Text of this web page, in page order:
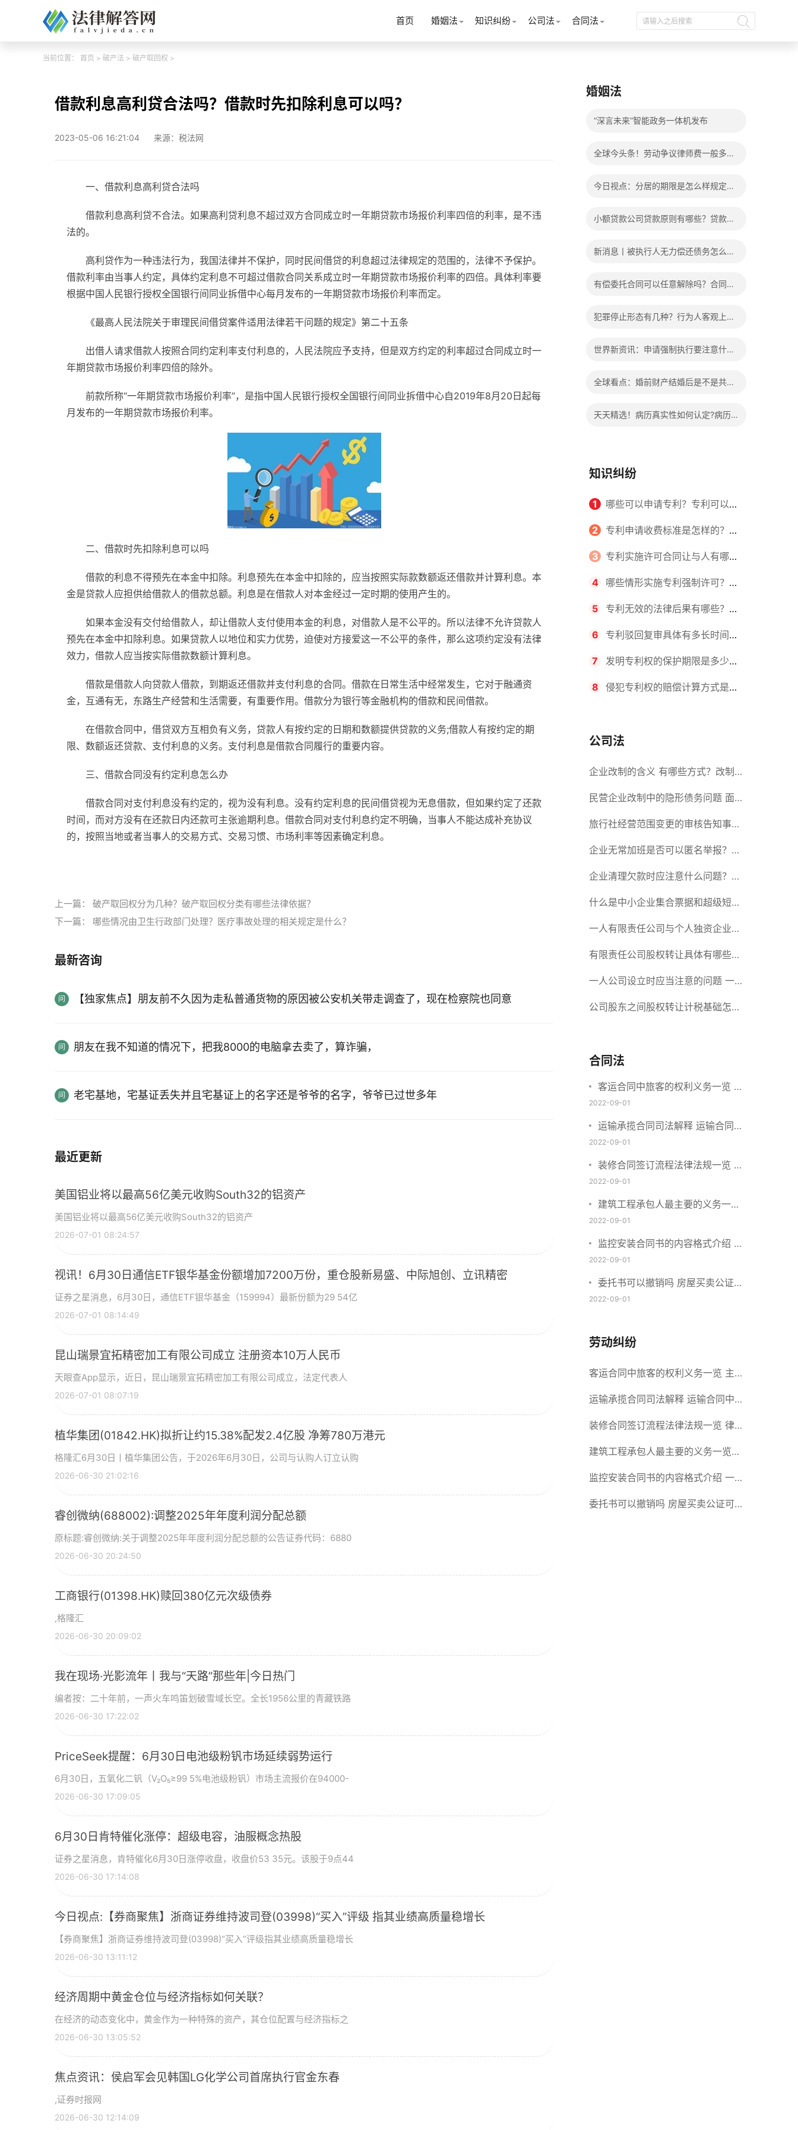
首页 婚姻法 知识纠纷 公司法 合同法
当前位置： 首页 > 破产法 > 破产取回权 >
借款利息高利贷合法吗？借款时先扣除利息可以吗？
2023-05-06 16:21:04 来源：税法网
一、借款利息高利贷合法吗
借款利息高利贷不合法。如果高利贷利息不超过双方合同成立时一年期贷款市场报价利率四倍的利率，是不违
法的。
高利贷作为一种违法行为，我国法律并不保护，同时民间借贷的利息超过法律规定的范围的，法律不予保护。
借款利率由当事人约定，具体约定利息不可超过借款合同关系成立时一年期贷款市场报价利率的四倍。具体利率要
根据中国人民银行授权全国银行间同业拆借中心每月发布的一年期贷款市场报价利率而定。
《最高人民法院关于审理民间借贷案件适用法律若干问题的规定》第二十五条
出借人请求借款人按照合同约定利率支付利息的，人民法院应予支持，但是双方约定的利率超过合同成立时一
年期贷款市场报价利率四倍的除外。
前款所称“一年期贷款市场报价利率”，是指中国人民银行授权全国银行间同业拆借中心自2019年8月20日起每
月发布的一年期贷款市场报价利率。
二、借款时先扣除利息可以吗
借款的利息不得预先在本金中扣除。利息预先在本金中扣除的，应当按照实际款数额返还借款并计算利息。本
金是贷款人应担供给借款人的借款总额。利息是在借款人对本金经过一定时期的使用产生的。
如果本金没有交付给借款人，却让借款人支付使用本金的利息，对借款人是不公平的。所以法律不允许贷款人
预先在本金中扣除利息。如果贷款人以地位和实力优势，迫使对方接爱这一不公平的条件，那么这项约定没有法律
效力，借款人应当按实际借款数额计算利息。
借款是借款人向贷款人借款，到期返还借款并支付利息的合同。借款在日常生活中经常发生，它对于融通资
金，互通有无，东路生产经营和生活需要，有重要作用。借款分为银行等金融机构的借款和民间借款。
在借款合同中，借贷双方互相负有义务，贷款人有按约定的日期和数额提供贷款的义务;借款人有按约定的期
限、数额返还贷款、支付利息的义务。支付利息是借款合同履行的重要内容。
三、借款合同没有约定利息怎么办
借款合同对支付利息没有约定的，视为没有利息。没有约定利息的民间借贷视为无息借款，但如果约定了还款
时间，而对方没有在还款日内还款可主张逾期利息。借款合同对支付利息约定不明确，当事人不能达成补充协议
的，按照当地或者当事人的交易方式、交易习惯、市场利率等因素确定利息。
上一篇： 破产取回权分为几种？破产取回权分类有哪些法律依据？
下一篇： 哪些情况由卫生行政部门处理？医疗事故处理的相关规定是什么？
最新咨询
【独家焦点】朋友前不久因为走私普通货物的原因被公安机关带走调查了，现在检察院也同意
朋友在我不知道的情况下，把我8000的电脑拿去卖了，算诈骗，
老宅基地，宅基证丢失并且宅基证上的名字还是爷爷的名字，爷爷已过世多年
最近更新
美国铝业将以最高56亿美元收购South32的铝资产
美国铝业将以最高56亿美元收购South32的铝资产
2026-07-01 08:24:57
视讯！6月30日通信ETF银华基金份额增加7200万份，重仓股新易盛、中际旭创、立讯精密
证券之星消息，6月30日，通信ETF银华基金（159994）最新份额为29 54亿
2026-07-01 08:14:49
昆山瑞景宜拓精密加工有限公司成立 注册资本10万人民币
天眼查App显示，近日，昆山瑞景宜拓精密加工有限公司成立，法定代表人
2026-07-01 08:07:19
植华集团(01842.HK)拟折让约15.38%配发2.4亿股 净筹780万港元
格隆汇6月30日丨植华集团公告，于2026年6月30日，公司与认购人订立认购
2026-06-30 21:02:16
睿创微纳(688002):调整2025年年度利润分配总额
原标题:睿创微纳:关于调整2025年年度利润分配总额的公告证券代码：6880
2026-06-30 20:24:50
工商银行(01398.HK)赎回380亿元次级债券
,格隆汇
2026-06-30 20:09:02
我在现场·光影流年丨我与“天路”那些年|今日热门
编者按：二十年前，一声火车鸣笛划破雪域长空。全长1956公里的青藏铁路
2026-06-30 17:22:02
PriceSeek提醒：6月30日电池级粉钒市场延续弱势运行
6月30日，五氧化二钒（V₂O₅≥99 5%电池级粉钒）市场主流报价在94000-
2026-06-30 17:09:05
6月30日肯特催化涨停：超级电容，油服概念热股
证券之星消息，肯特催化6月30日涨停收盘，收盘价53 35元。该股于9点44
2026-06-30 17:14:08
今日视点:【券商聚焦】浙商证券维持波司登(03998)“买入”评级 指其业绩高质量稳增长
【券商聚焦】浙商证券维持波司登(03998)“买入”评级指其业绩高质量稳增长
2026-06-30 13:11:12
经济周期中黄金仓位与经济指标如何关联？
在经济的动态变化中，黄金作为一种特殊的资产，其仓位配置与经济指标之
2026-06-30 13:05:52
焦点资讯：侯启军会见韩国LG化学公司首席执行官金东春
,证券时报网
2026-06-30 12:14:09
婚姻法
“深言未来”智能政务一体机发布
全球今头条！劳动争议律师费一般多少
今日视点：分居的期限是怎么样规定
小额贷款公司贷款原则有哪些？贷款不
新消息丨被执行人无力偿还债务怎么
有偿委托合同可以任意解除吗？合同无
犯罪停止形态有几种？行为人客观上实
世界新资讯：申请强制执行要注意什么
全球看点：婚前财产结婚后是不是共同
天天精选！病历真实性如何认定?病历
知识纠纷
1 哪些可以申请专利？专利可以同
时多个人一起申请吗？
2 专利申请收费标准是怎样的？申
请不同类型的专利所需要的钱不同
3 专利实施许可合同让与人有哪些
主要义务？专利实施许可合同与专利
许可合同有什么区别？
4 哪些情形实施专利强制许可？专
利强制许可的前提条件是什么？
5 专利无效的法律后果有哪些？专
利的无效情形有哪些？
6 专利驳回复审具体有多长时间？
哪些情况下专利申请可能被驳回？
7 发明专利权的保护期限是多少
年？非专利发明人是否有专利申请
8 侵犯专利权的赔偿计算方式是什
间？
公司法
企业改制的含义 有哪些方式？改制
后国企员工属于什么性质？
民营企业改制中的隐形债务问题 面
对隐形债务问题应该如何解决？
旅行社经营范围变更的审核告知事项
旅游业的发展现状和趋势
企业无常加班是否可以匿名举报？强
制加班公司没有加班费怎么办？
企业清理欠款时应注意什么问题？企
业短期借款需要注意哪些事项？
什么是中小企业集合票据和超级短期
融资券？一起来了解一下吧！
一人有限责任公司与个人独资企业的
区别 这些知识你都知道吗？
有限责任公司股权转让具体有哪些形
式？来了解下这五种形式
一人公司设立时应当注意的问题 一
人公司的特征
公司股东之间股权转让计税基础怎么
合什么要件？
合同法
客运合同中旅客的权利义务一览 主
要包括这些内容
2022-09-01
运输承揽合同司法解释 运输合同中
承运人的义务有哪些
2022-09-01
装修合同签订流程法律法规一览 律
师解答
2022-09-01
建筑工程承包人最主要的义务一览
承包合同内容介绍
2022-09-01
监控安装合同书的内容格式介绍 一
般包括这些条款
2022-09-01
委托书可以撤销吗 房屋买卖公证可
否撤销
2022-09-01
劳动纠纷
客运合同中旅客的权利义务一览 主
要包括这些内容
运输承揽合同司法解释 运输合同中
承运人的义务有哪些
装修合同签订流程法律法规一览 律
师解答
建筑工程承包人最主要的义务一览
承包合同内容介绍
监控安装合同书的内容格式介绍 一
般包括这些条款
委托书可以撤销吗 房屋买卖公证可